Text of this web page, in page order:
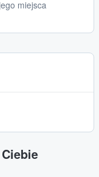
miejsca